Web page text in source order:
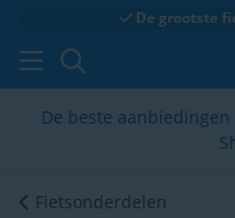
De beste
Fietsonderdelen